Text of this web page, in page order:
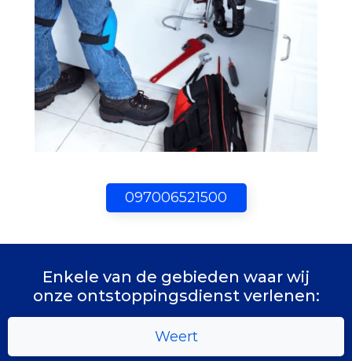
097006521500
Enkele van de gebieden waar wij
onze ontstoppingsdienst verlenen:
Weert